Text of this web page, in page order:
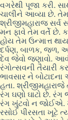
વગરેથી પૂજા કરી.
ચાલીને આવ્યા છે.
શ્રીજીમહારાજ સર્વ
મન ફાવે તેમ વર્તે છે.
હોય તેમ ઉન્માત્ત
દર્પણ, બાળક, જળ,
દેવ જેવો જણાવો.
રંગોત્સવની તૈયારી
ભાવસાર ને
હતા. શ્રીજીમહારાજે
રંગ ઘણો ઘાટો છે.
રંગ ખુંટવો ન જોઈએ.
રસોઈ પીરસતા ખૂટે